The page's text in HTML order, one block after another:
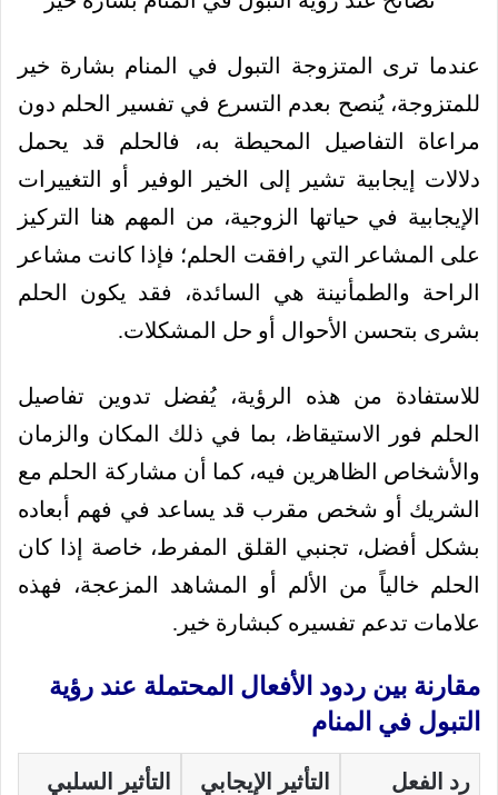
عندما ترى المتزوجة التبول في المنام بشارة خير
للمتزوجة، يُنصح بعدم التسرع في تفسير الحلم دون
مراعاة التفاصيل المحيطة به، فالحلم قد يحمل
دلالات إيجابية تشير إلى الخير الوفير أو التغييرات
الإيجابية في حياتها الزوجية، من المهم هنا التركيز
على المشاعر التي رافقت الحلم؛ فإذا كانت مشاعر
الراحة والطمأنينة هي السائدة، فقد يكون الحلم
بشرى بتحسن الأحوال أو حل المشكلات.
للاستفادة من هذه الرؤية، يُفضل تدوين تفاصيل
الحلم فور الاستيقاظ، بما في ذلك المكان والزمان
والأشخاص الظاهرين فيه، كما أن مشاركة الحلم مع
الشريك أو شخص مقرب قد يساعد في فهم أبعاده
بشكل أفضل، تجنبي القلق المفرط، خاصة إذا كان
الحلم خالياً من الألم أو المشاهد المزعجة، فهذه
علامات تدعم تفسيره كبشارة خير.
مقارنة بين ردود الأفعال المحتملة عند رؤية
التبول في المنام
رد الفعل التأثير الإيجابي التأثير السلبي